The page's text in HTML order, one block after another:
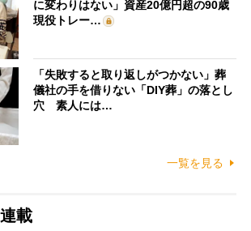
に変わりはない」資産20億円超の90歳
現役トレー…
「失敗すると取り返しがつかない」葬
儀社の手を借りない「DIY葬」の落とし
穴 素人には…
一覧を見る
載